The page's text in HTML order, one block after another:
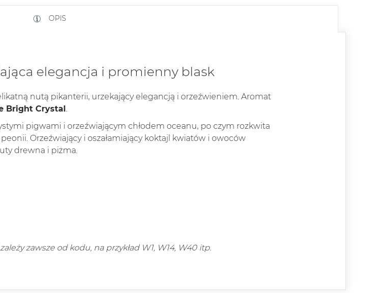
OPIS
elegancja i promienny blask
nutą pikanterii, urzekający elegancją i orzeźwieniem. Aromat
Bright Crystal .
pigwami i orzeźwiającym chłodem oceanu, po czym rozkwita
Orzeźwiający i oszałamiający koktajl kwiatów i owoców
drewna i piżma.
zawsze od kodu, na przykład W1, W14, W40 itp.